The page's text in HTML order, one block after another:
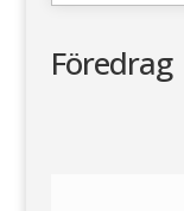
Föredrag